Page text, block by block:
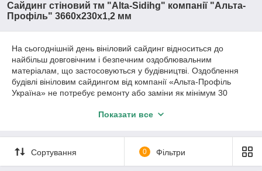
Сайдинг стіновий тм "Alta-Sidihg" компанії "Альта-
Профіль" 3660х230х1,2 мм
На сьогоднішній день вініловий сайдинг відноситься до
найбільш довговічним і безпечним оздоблювальним
матеріалам, що застосовуються у будівництві. Оздоблення
будівлі вініловим сайдингом від компанії «Альта-Профіль
Україна» не потребує ремонту або заміни як мінімум 30
Показати все
Сортування 0 Фільтри